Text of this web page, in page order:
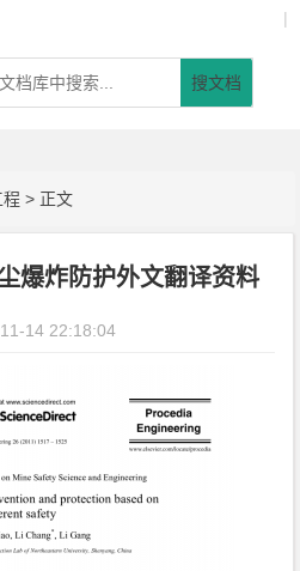
|
搜文档
程 > 正文
爆炸防护外文翻译资料
14 22:18:04